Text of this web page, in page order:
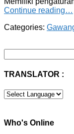
Continue reading…
Categories:
untuk:
TRANSLATOR :
Who's Online